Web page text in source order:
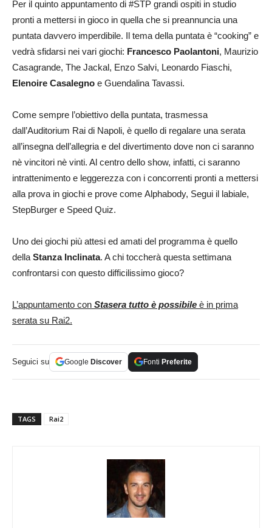
Per il quinto appuntamento di #STP grandi ospiti in studio
pronti a mettersi in gioco in quella che si preannuncia una
puntata davvero imperdibile. Il tema della puntata è “cooking” e
vedrà sfidarsi nei vari giochi: Francesco Paolantoni, Maurizio
Casagrande, The Jackal, Enzo Salvi, Leonardo Fiaschi,
Elenoire Casalegno e Guendalina Tavassi.
Come sempre l’obiettivo della puntata, trasmessa
dall’Auditorium Rai di Napoli, è quello di regalare una serata
all’insegna dell’allegria e del divertimento dove non ci saranno
nè vincitori nè vinti. Al centro dello show, infatti, ci saranno
intrattenimento e leggerezza con i concorrenti pronti a mettersi
alla prova in giochi e prove come Alphabody, Segui il labiale,
StepBurger e Speed Quiz.
Uno dei giochi più attesi ed amati del programma è quello
della Stanza Inclinata. A chi toccherà questa settimana
confrontarsi con questo difficilissimo gioco?
L’appuntamento con Stasera tutto è possibile è in prima
serata su Rai2.
Seguici su Google Discover Fonti Preferite
TAGS Rai2